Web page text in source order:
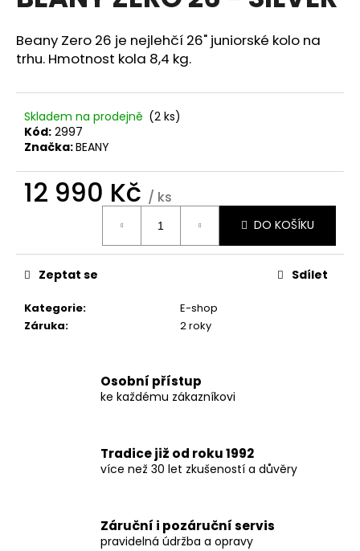
z
5
hvězdiček.
Beany Zero 26 je nejlehčí 26" juniorské kolo na
trhu. Hmotnost kola 8,4 kg.
Skladem na prodejně (2 ks)
Kód: 2997
Značka:BEANY
12 990 Kč / ks
DO KOŠÍKU
Kategorie:
E-shop
Záruka: 2 roky
Zeptat se Sdílet
Osobní přístup
ke každému zákazníkovi
Tradice již od roku 1992
více než 30 let zkušeností a důvěry
Záruční i pozáruční servis
pravidelná údržba a opravy
j
í
HLEDAT
D
o
o